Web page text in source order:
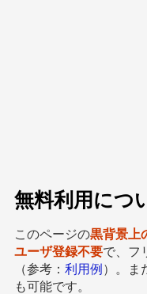
無料利用につ
このページの黒背景上
ユーザ登録不要で、フ
（参考： 利用例）。ま
も可能です。